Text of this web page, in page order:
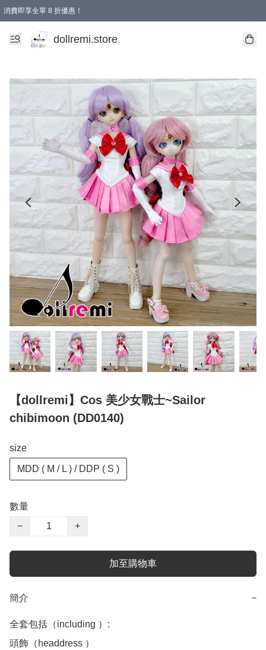
消費即享全單 8 折優惠！
購物滿 HKD 1500.00即享免運費優惠！（適用於 本地送貨、本地取貨、國際送貨 )
dollremi.store
【dollremi】Cos 美少女戰士~Sailor
chibimoon (DD0140)
size
MDD ( M / L ) / DDP ( S )
數量
−
+
加至購物車
簡介 −
全套包括（including ）:
頭飾（headdress ）